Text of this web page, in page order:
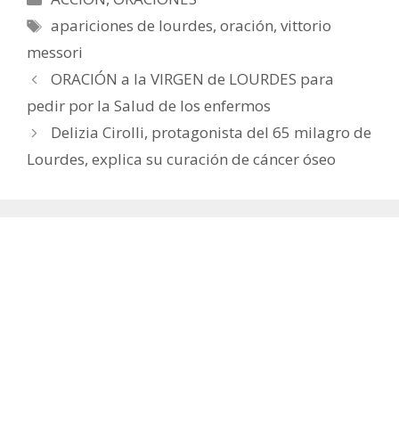
Etiquetas
apariciones de lourdes,oración,vittorio
messori
ORACIÓN a la VIRGEN de LOURDES para
pedir por la Salud de los enfermos
Delizia Cirolli, protagonista del 65 milagro de
Lourdes, explica su curación de cáncer óseo